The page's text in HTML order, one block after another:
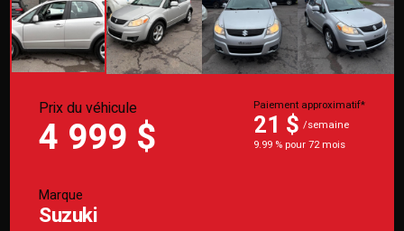
Prix du véhicule
4 999 $
Paiement approximatif*
21 $ /semaine
9.99 % pour 72 mois
Marque
Suzuki